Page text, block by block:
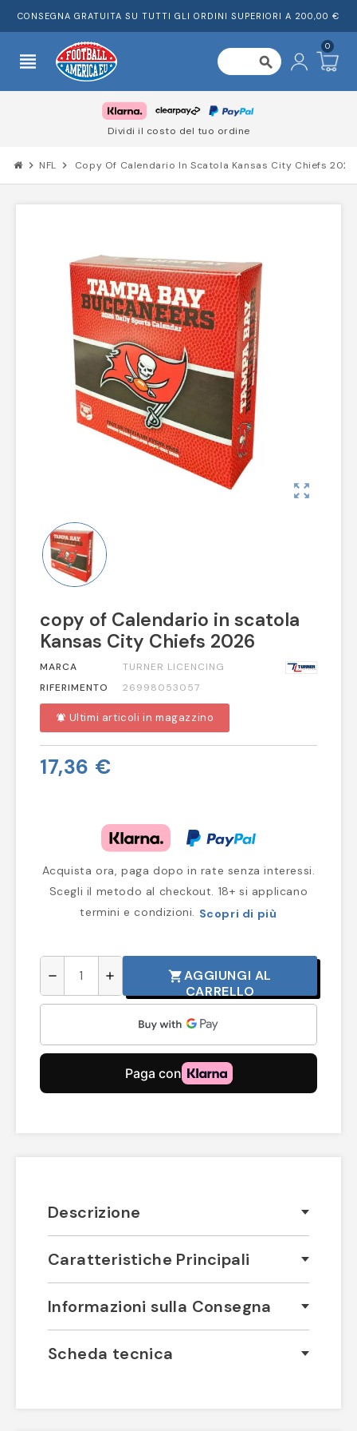
CONSEGNA GRATUITA SU TUTTI GLI ORDINI SUPERIORI A 200,00 €
view_headline search
0
Dividi il costo del tuo ordine
chevron_right NFL chevron_right Copy Of Calendario In Scatola Kansas City Chiefs 2026
zoom_out_map
copy of Calendario in scatola
Kansas City Chiefs 2026
MARCA
TURNER LICENCING
RIFERIMENTO
26998053057
notifications_active Ultimi articoli in magazzino
17,36 €
Acquista ora, paga dopo in rate senza interessi.
Scegli il metodo al checkout. 18+ si applicano
termini e condizioni. Scopri di più
remove add shopping_cartAGGIUNGI AL
CARRELLO
Descrizione
Caratteristiche Principali
Informazioni sulla Consegna
Scheda tecnica